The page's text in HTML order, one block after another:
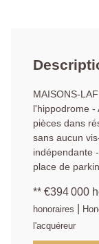
MAISONS-
l'hippodrome -
pièces dans
sans aucun
indépendante
place de
** €394 000
honoraires
l'acquéreur